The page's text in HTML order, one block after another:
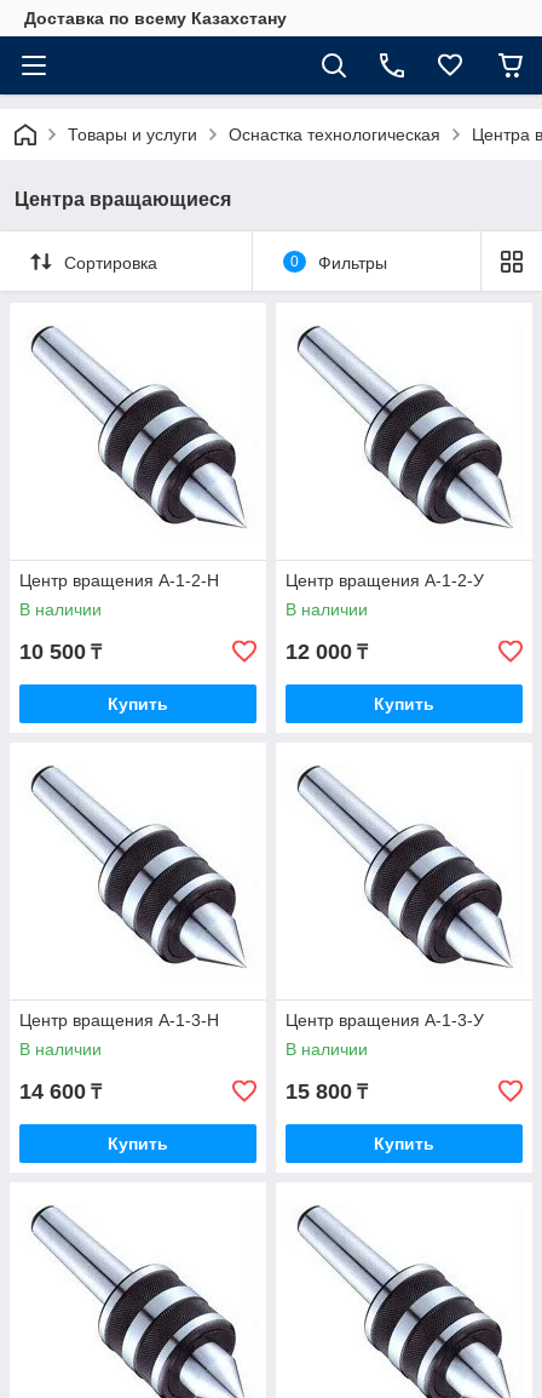
Доставка по всему Казахстану
Товары и услуги Оснастка технологическая Центра
Центра вращающиеся
Сортировка 0 Фильтры
Центр вращения А-1-2-Н
В наличии
10 500 ₸
Купить
Центр вращения А-1-2-У
В наличии
12 000 ₸
Купить
Центр вращения А-1-3-Н
В наличии
14 600 ₸
Купить
Центр вращения А-1-3-У
В наличии
15 800 ₸
Купить